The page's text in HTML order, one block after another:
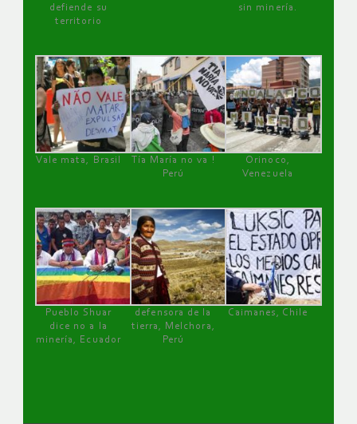
defiende su
territorio
sin minería.
Vale mata, Brasil
Tía María no va !
Perú
Orinoco,
Venezuela
Pueblo Shuar
dice no a la
minería, Ecuador
defensora de la
tierra, Melchora,
Perú
Caimanes, Chile